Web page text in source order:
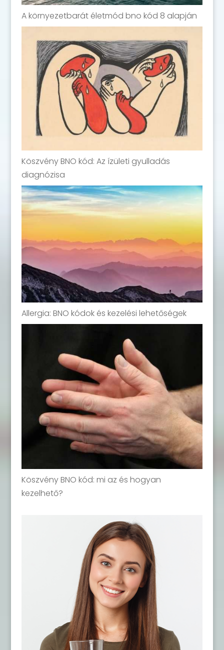
A környezetbarát életmód bno kód 8 alapján
Köszvény BNO kód: Az ízületi gyulladás
diagnózisa
Allergia: BNO kódok és kezelési lehetőségek
Köszvény BNO kód: mi az és hogyan
kezelhető?